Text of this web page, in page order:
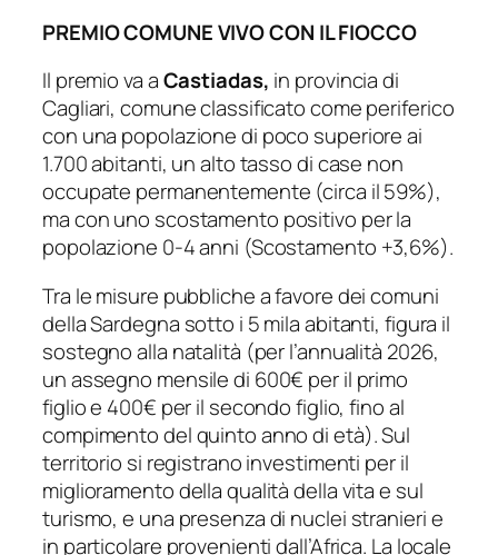
PREMIO COMUNE VIVO CON IL FIOCCO
Il premio va aCastiadas, in provincia di
Cagliari, comune classificato come periferico
con una popolazione di poco superiore ai
1.700 abitanti, un alto tasso di case non
occupate permanentemente (circa il 59%),
ma con uno scostamento positivo per la
popolazione 0-4 anni (Scostamento +3,6%).
Tra le misure pubbliche a favore dei comuni
della Sardegna sotto i 5 mila abitanti, figura il
sostegno alla natalità (per l’annualità 2026,
un assegno mensile di 600€ per il primo
figlio e 400€ per il secondo figlio, fino al
compimento del quinto anno di età). Sul
territorio si registrano investimenti per il
miglioramento della qualità della vita e sul
turismo, e una presenza di nuclei stranieri e
in particolare provenienti dall’Africa. La locale